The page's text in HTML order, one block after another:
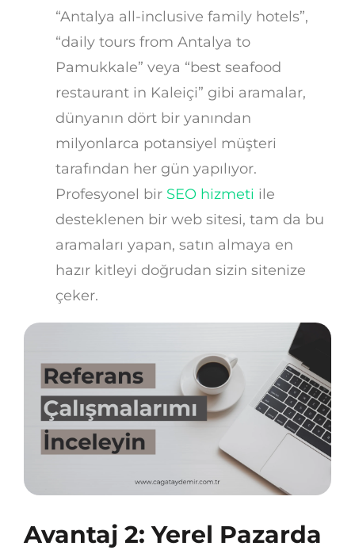
“Antalya all-inclusive family hotels”,
“daily tours from Antalya to
Pamukkale” veya “best seafood
restaurant in Kaleiçi” gibi aramalar,
dünyanın dört bir yanından
milyonlarca potansiyel müşteri
tarafından her gün yapılıyor.
Profesyonel bir SEO hizmeti ile
desteklenen bir web sitesi, tam da bu
aramaları yapan, satın almaya en
hazır kitleyi doğrudan sizin sitenize
çeker.
Avantaj 2: Yerel Pazarda